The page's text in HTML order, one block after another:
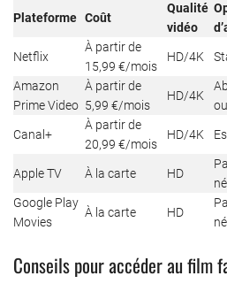
Plateforme Coût
Qualité
vidéo
Netflix
À partir de
15,99 €/mois
HD/4K
Amazon
Prime Video
À partir de
5,99 €/mois
HD/4K
Canal+
À partir de
20,99 €/mois
HD/4K
Apple TV À la carte HD
Google Play
Movies
À la carte HD
Conseils pour accéder au film